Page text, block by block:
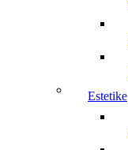
estetike